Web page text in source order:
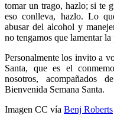
tomar un trago, hazlo; si te
eso conlleva, hazlo. Lo
abusar del alcohol y
no tengamos que lamentar
Personalmente los invito a
Santa, que es el
nosotros, acompañados
Bienvenida Semana Santa.
Imagen CC vía Benj Roberts